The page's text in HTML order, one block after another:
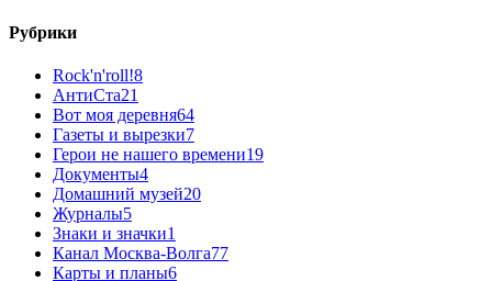
Рубрики
Rock'n'roll!8
АнтиСта21
Вот моя деревня64
Газеты и вырезки7
Герои не нашего времени19
Документы4
Домашний музей20
Журналы5
Знаки и значки1
Канал Москва-Волга77
Карты и планы6